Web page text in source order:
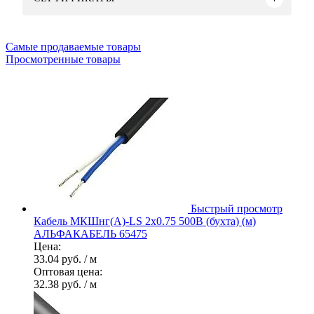
Самые продаваемые товары
Просмотренные товары
Быстрый просмотр
Кабель МКШнг(А)-LS 2х0.75 500В (бухта) (м)
АЛЬФАКАБЕЛЬ 65475
Цена:
33.04 руб. / м
Оптовая цена:
32.38 руб. / м